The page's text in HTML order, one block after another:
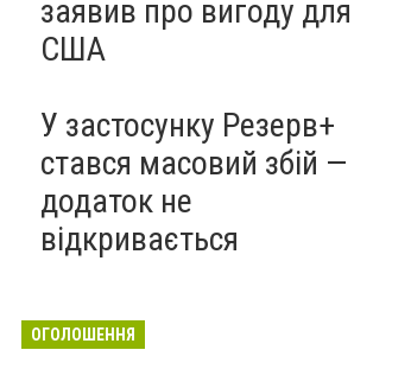
заявив про вигоду для
США
У застосунку Резерв+
стався масовий збій —
додаток не
відкривається
ОГОЛОШЕННЯ